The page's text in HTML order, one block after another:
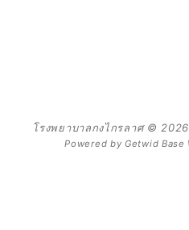
โรงพยาบาลกงไกรลาศ ©
Powered byGetwid Base